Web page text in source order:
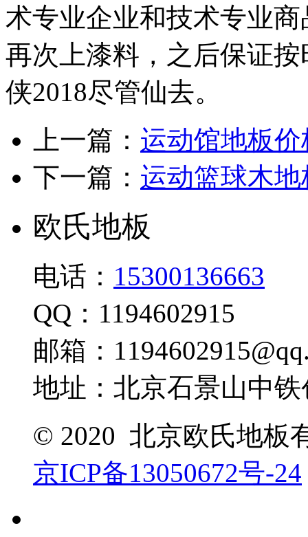
术专业企业和技术专业
再次上漆料，之后保证
侠2018尽管仙去。
上一篇： 运动馆地板
下一篇： 运动篮球木
欧氏地板
电话： 15300136663
QQ：1194602915
邮箱：
地址：北京石景山中
© 2020 北京欧氏地板
京ICP备13050672号-24